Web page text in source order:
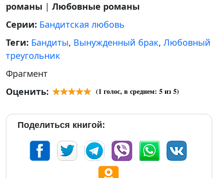
романы | Любовные романы
Серии: Бандитская любовь
Теги: Бандиты, Вынужденный брак, Любовный
треугольник
Фрагмент
Оценить:
(1 голос, в среднем: 5из 5)
Поделиться книгой: